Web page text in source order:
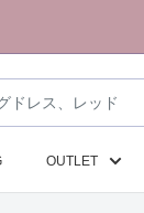
OUTLET